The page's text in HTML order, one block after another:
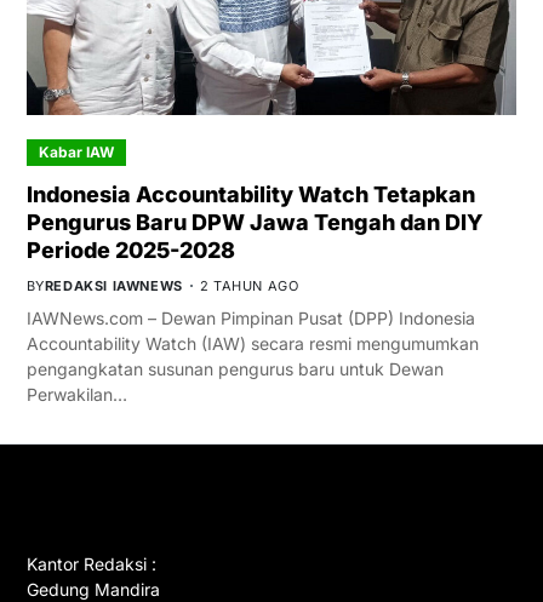
Kabar IAW
Indonesia Accountability Watch Tetapkan
Pengurus Baru DPW Jawa Tengah dan DIY
Periode 2025-2028
BYREDAKSI IAWNEWS 2 TAHUN AGO
IAWNews.com – Dewan Pimpinan Pusat (DPP) Indonesia
Accountability Watch (IAW) secara resmi mengumumkan
pengangkatan susunan pengurus baru untuk Dewan
Perwakilan…
Kantor Redaksi :
Gedung Mandira